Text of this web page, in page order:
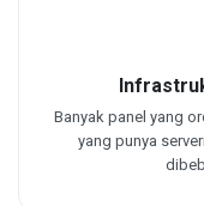
Banyak panel yang
yang punya